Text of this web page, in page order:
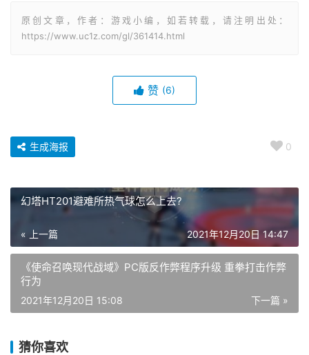
原创文章，作者：游戏小编，如若转载，请注明出处：
https://www.uc1z.com/gl/361414.html
赞 (6)
0
生成海报
幻塔HT201避难所热气球怎么上去?
« 上一篇 2021年12月20日 14:47
《使命召唤现代战域》PC版反作弊程序升级 重拳打击作弊
行为
下一篇 »
2021年12月20日 15:08
猜你喜欢